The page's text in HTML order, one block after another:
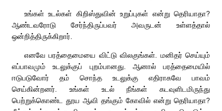
உங்கள் உடல்கள் கிறிஸ்துவின் உறுப்புகள் என்று தெரியாதா?
ஆண்டவரோடு சேர்ந்திருப்பவர் அவருடன் உள்ளத்தால்
ஒன்றித்திருக்கிறார்.
எனவே பரத்தைமையை விட்டு விலகுங்கள். மனிதர் செய்யும்
எப்பாவமும் உடலுக்குப் புறம்பானது. ஆனால் பரத்தைமையில்
ஈடுபடுவோர் தம் சொந்த உடலுக்கு எதிராகவே பாவம்
செய்கின்றனர். உங்கள் உடல் நீங்கள் கடவுளிடமிருந்து
பெற்றுக்கொண்ட தூய ஆவி தங்கும் கோவில் என்று தெரியாதா?